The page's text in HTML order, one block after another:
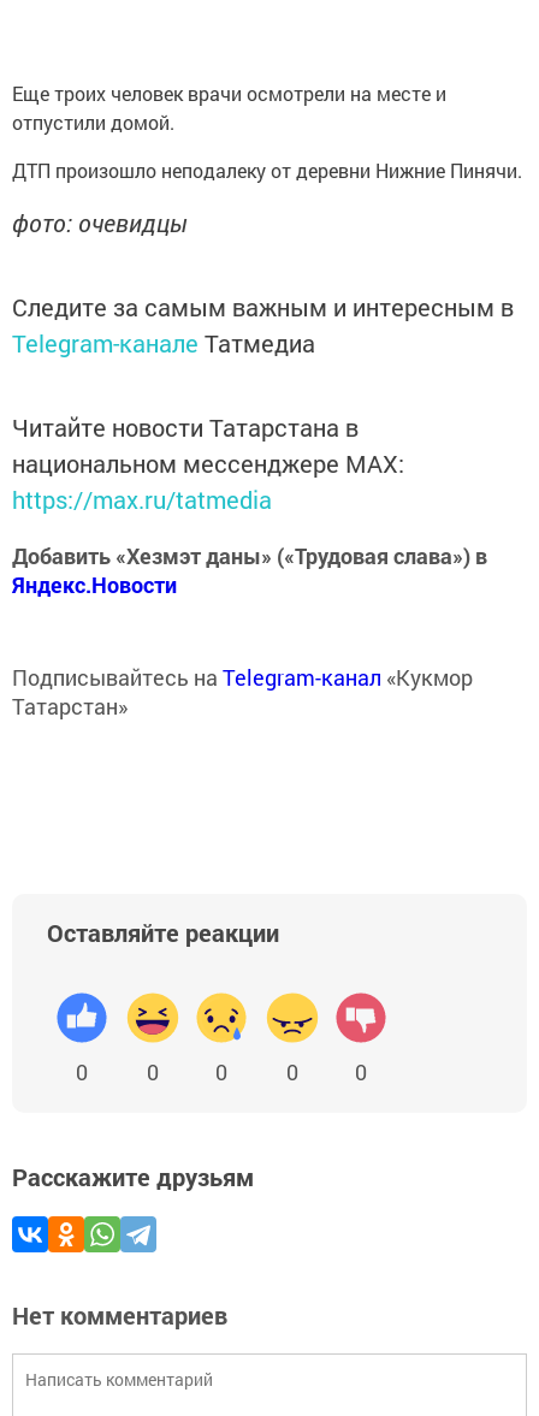
Еще троих человек врачи осмотрели на месте и
отпустили домой.
ДТП произошло неподалеку от деревни Нижние Пинячи.
фото: очевидцы
Следите за самым важным и интересным в
Telegram-канале Татмедиа
Читайте новости Татарстана в
национальном мессенджере MАХ:
https://max.ru/tatmedia
Добавить «Хезмэт даны» («Трудовая слава») в
Яндекс.Новости
Подписывайтесь на Telegram-канал «Кукмор
Татарстан»
Оставляйте реакции
0 0 0 0 0
Расскажите друзьям
Нет комментариев